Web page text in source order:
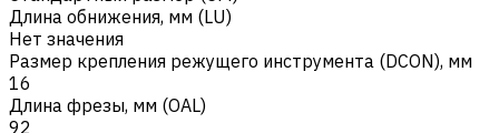
Длина обнижения, мм (LU)
Нет значения
Размер крепления режущего инструмента (DCON), мм
16
Длина фрезы, мм (OAL)
92